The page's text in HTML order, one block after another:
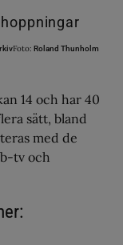
Foto: Roland Thunholm
14 och har 40
sätt, bland
med de
tv och